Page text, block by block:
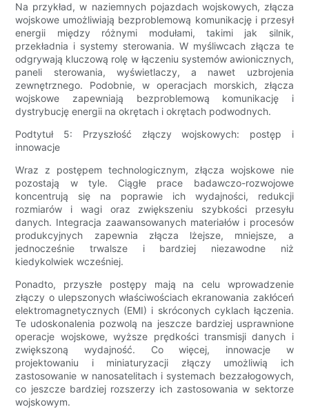
Na przykład, w naziemnych pojazdach wojskowych, złącza
wojskowe umożliwiają bezproblemową komunikację i przesył
energii między różnymi modułami, takimi jak silnik,
przekładnia i systemy sterowania. W myśliwcach złącza te
odgrywają kluczową rolę w łączeniu systemów awionicznych,
paneli sterowania, wyświetlaczy, a nawet uzbrojenia
zewnętrznego. Podobnie, w operacjach morskich, złącza
wojskowe zapewniają bezproblemową komunikację i
dystrybucję energii na okrętach i okrętach podwodnych.
Podtytuł 5: Przyszłość złączy wojskowych: postęp i
innowacje
Wraz z postępem technologicznym, złącza wojskowe nie
pozostają w tyle. Ciągłe prace badawczo-rozwojowe
koncentrują się na poprawie ich wydajności, redukcji
rozmiarów i wagi oraz zwiększeniu szybkości przesyłu
danych. Integracja zaawansowanych materiałów i procesów
produkcyjnych zapewnia złącza lżejsze, mniejsze, a
jednocześnie trwalsze i bardziej niezawodne niż
kiedykolwiek wcześniej.
Ponadto, przyszłe postępy mają na celu wprowadzenie
złączy o ulepszonych właściwościach ekranowania zakłóceń
elektromagnetycznych (EMI) i skróconych cyklach łączenia.
Te udoskonalenia pozwolą na jeszcze bardziej usprawnione
operacje wojskowe, wyższe prędkości transmisji danych i
zwiększoną wydajność. Co więcej, innowacje w
projektowaniu i miniaturyzacji złączy umożliwią ich
zastosowanie w nanosatelitach i systemach bezzałogowych,
co jeszcze bardziej rozszerzy ich zastosowania w sektorze
wojskowym.